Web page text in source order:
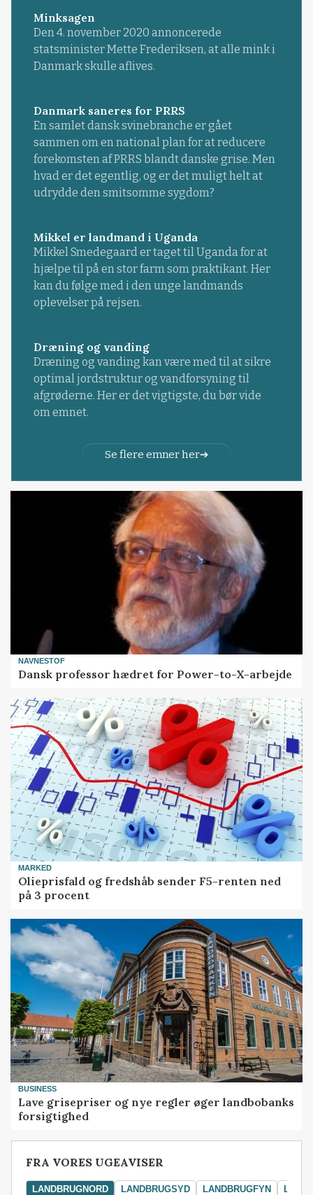
Minksagen
Den 4. november 2020 annoncerede
statsminister Mette Frederiksen, at alle mink i
Danmark skulle aflives.
Danmark saneres for PRRS
En samlet dansk svinebranche er gået
sammen om en national plan for at reducere
forekomsten af PRRS blandt danske grise. Men
hvad er det egentlig, og er det muligt helt at
udrydde den smitsomme sygdom?
Mikkel er landmand i Uganda
Mikkel Smedegaard er taget til Uganda for at
hjælpe til på en stor farm som praktikant. Her
kan du følge med i den unge landmands
oplevelser på rejsen.
Dræning og vanding
Dræning og vanding kan være med til at sikre
optimal jordstruktur og vandforsyning til
afgrøderne. Her er det vigtigste, du bør vide
om emnet.
Se flere emner her
NAVNESTOF
Dansk professor hædret for Power-to-X-arbejde
MARKED
Olieprisfald og fredshåb sender F5-renten ned
på 3 procent
BUSINESS
Lave grisepriser og nye regler øger landbobanks
forsigtighed
FRA VORES UGEAVISER
LANDBRUGNORD LANDBRUGSYD LANDBRUGFYN